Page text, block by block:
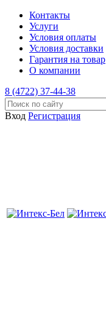
Контакты
Услуги
Условия оплаты
Условия доставки
Гарантия на товар
О компании
8 (4722) 37-44-38
Вход Регистрация